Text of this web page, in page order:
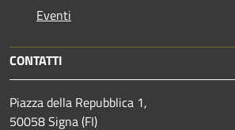
Eventi
CONTATTI
Piazza della Repubblica 1,
50058 Signa (FI)